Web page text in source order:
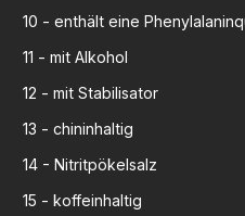
10 - enthält eine
11 - mit Alkohol
12 - mit Stabilisator
13 - chininhaltig
14 - Nitritpökelsalz
15 - koffeinhaltig